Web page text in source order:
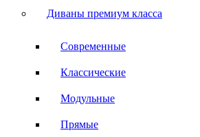
Диваны премиум класса
Современные
Классические
Модульные
Прямые